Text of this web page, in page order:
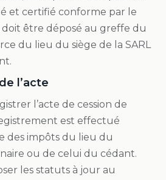
et certifié conforme par le
être déposé au greffe du
du lieu du siège de la SARL
l’acte
l’acte de cession de
est effectué
des impôts du lieu du
ou de celui du cédant.
les statuts à jour au